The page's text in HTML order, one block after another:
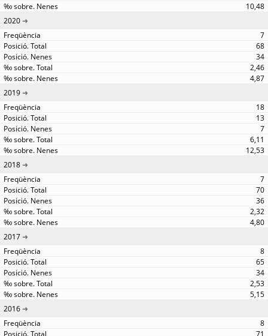
10,48
2020
7
68
34
2,46
4,87
2019
18
13
7
6,11
12,53
2018
7
70
36
2,32
4,80
2017
8
65
34
2,53
5,15
2016
8
71